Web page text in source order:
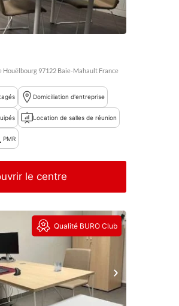
Houëlbourg 97122 Baie-Mahault France
Domiciliation d'entreprise
Location de salles de réunion
PMR
le centre
Qualité BURO Club